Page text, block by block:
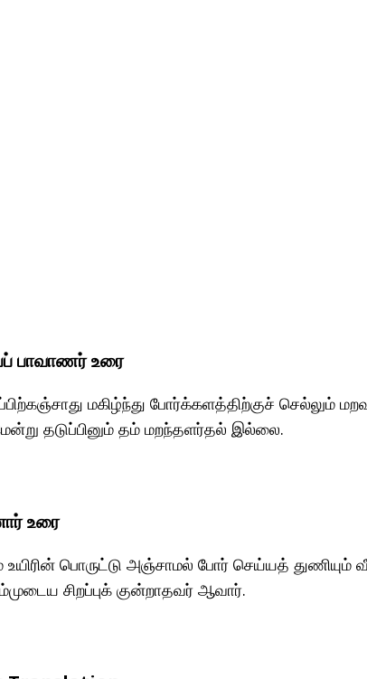
பாவாணர் உரை
மகிழ்ந்து போர்க்களத்திற்குச் செல்லும்
தடுப்பினும் தம் மறந்தளர்தல் இல்லை.
உரை
உயிரின் பொருட்டு அஞ்சாமல் போர் செய்யத் துணியும்
சிறப்புக் குன்றாதவர் ஆவார்.